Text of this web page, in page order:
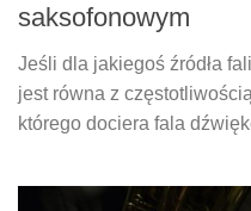
saksofonowym
Jeśli dla jakiegoś źródła
jest równa z
którego dociera fala